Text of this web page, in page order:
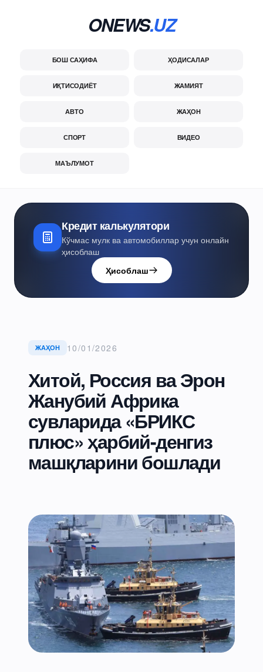
ONEWS.UZ
БОШ САҲИФА ҲОДИСАЛАР
ИҚТИСОДИЁТ ЖАМИЯТ
АВТО ЖАҲОН
СПОРТ ВИДЕО
МАЪЛУМОТ
Кредит калькулятори
Кўчмас мулк ва автомобиллар учун онлайн
ҳисоблаш
Ҳисоблаш
ЖАҲОН 10/01/2026
Хитой, Россия ва Эрон
Жанубий Африка
сувларида «БРИКС
плюс» ҳарбий-денгиз
машқларини бошлади